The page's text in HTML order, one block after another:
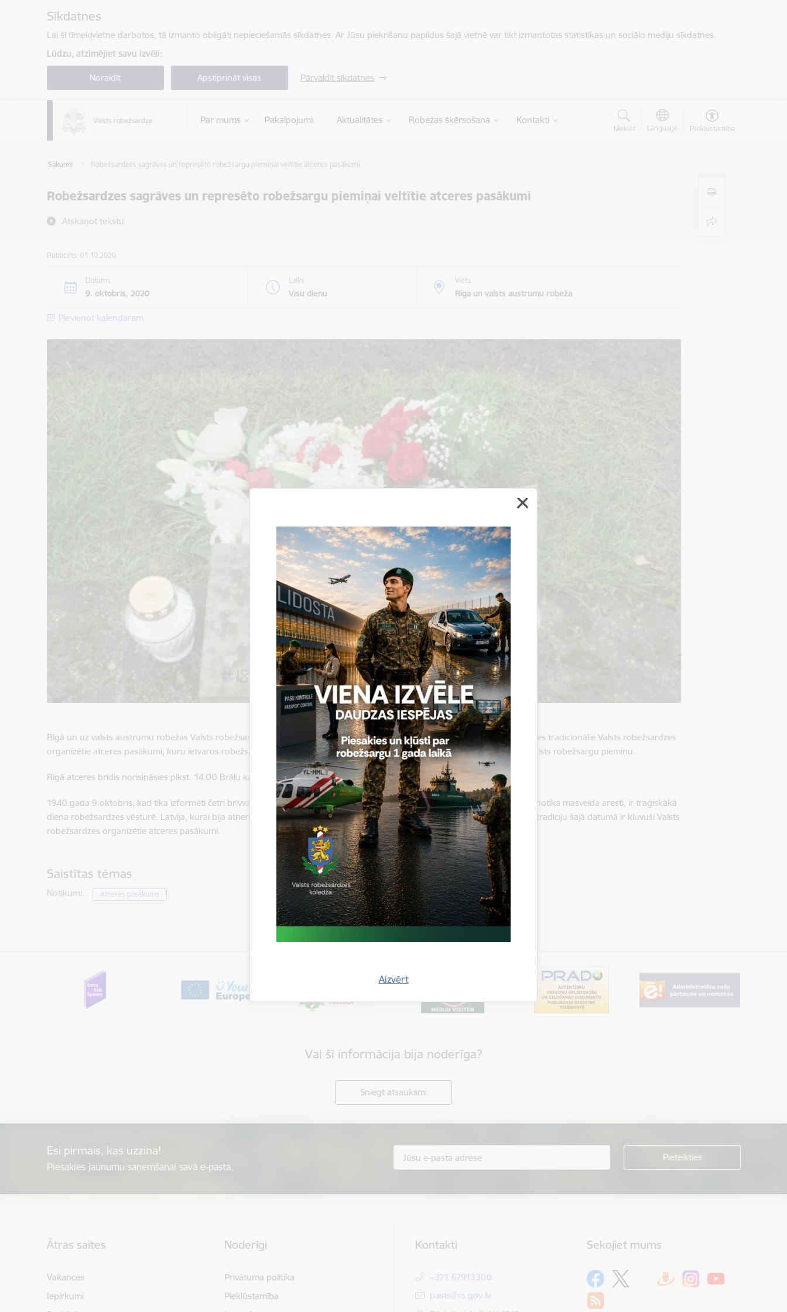
Sīkdatnes
Lai šī tīmekļvietne darbotos, tā izmanto obligāti nepieciešamās sīkdatnes. Ar Jūsu piekrišanu papildus šajā vietnē var tikt izmantotas statistikas un sociālo mediju sīkdatnes.
Lūdzu, atzīmējiet savu izvēli:
Noraidīt Apstiprināt visas Pārvaldīt sīkdatnes
Par mums Pakalpojumi Aktualitātes Robežas šķērsošana Kontakti
Meklēt Language Piekļūstamība
Sākums Robežsardzes sagrāves un represēto robežsargu piemiņai veltītie atceres pasākumi
Robežsardzes sagrāves un represēto robežsargu piemiņai veltītie atceres pasākumi
Atskaņot tekstu
Aizvērt
Publicēts: 01.10.2020.
Datums
9. oktobris, 2020
Laiks
Visu dienu
Vieta
Rīga un valsts austrumu robeža
Pievienot kalendāram
Rīgā un uz valsts austrumu robežas Valsts robežsardzes Ludzas, Viļakas un Daugavpils pārvalžu atbildības rajonos norisināsies tradicionālie Valsts robežsardzes
organizētie atceres pasākumi, kuru ietvaros robežsargi aizdedzinās svecītes, noliks ziedus un ar klusuma brīdi godinās brīvvalsts robežsargu piemiņu.
Rīgā atceres brīdis norisināsies plkst. 14.00 Brāļu kapos pie ģenerāļa Bolšteina atdusas vietas.
1940.gada 9.oktobris, kad tika izformēti četri brīvvalsts robežsardzes bataljoni, kas patiesībā bija robežsardzes likvidācija un notika masveida aresti, ir traģiskākā
diena robežsardzes vēsturē. Latvija, kurai bija atņemta tās neatkarība, zaudēja pēdējo brīvās varas simbolu. Par godā turētu tradīciju šajā datumā ir kļuvuši Valsts
robežsardzes organizētie atceres pasākumi.
Saistītas tēmas
Notikumi: Atceres pasākums
Vai šī informācija bija noderīga?
Sniegt atsauksmi
Esi pirmais, kas uzzina!
Piesakies jaunumu saņemšanai savā e-pastā.
Ātrās saites
Vakances
Iepirkumi
Noderīgi
Privātuma politika
Piekļūstamība
Kontakti
+371 67913300
E-pasts:
pasts@rs.gov.lv
Sekojiet mums